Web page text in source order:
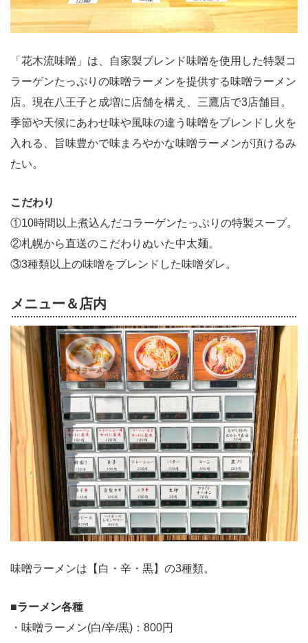
「花木流味噌」は、自家製ブレンド味噌を使用した特製コ
ラーゲンたっぷりの味噌ラーメンを提供する味噌ラーメン
店。現在八王子と成増に店舗を構え、三鷹店で3店舗目。
季節や天候にあわせ味や風味の違う味噌をブレンドし火を
入れる、旨味豊かで味まろやかな味噌ラーメンが頂けるみ
たい。
こだわり
①10時間以上煮込んだコラーゲンたっぷりの特製スープ。
②札幌から直送のこだわりぬいた中太麺。
③3種類以上の味噌をブレンドした味噌ダレ。
メニュー＆店内
味噌ラーメンは【白・辛・黒】の3種類。
■ラーメン各種
・味噌ラーメン(白/辛/黒)：800円